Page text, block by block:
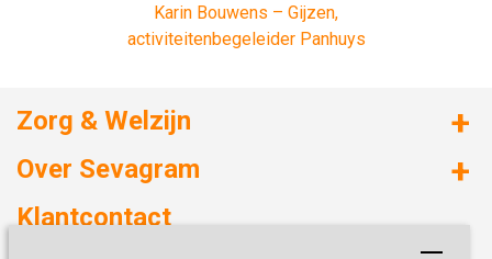
Karin Bouwens – Gijzen,
activiteitenbegeleider Panhuys
Zorg & Welzijn
Huizen met zorg
Over Sevagram
Duurzaamheid
Klantcontact